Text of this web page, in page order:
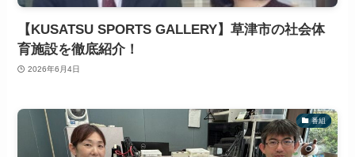
【KUSATSU SPORTS GALLERY】草津市の社会体
育施設を徹底紹介！
2026年6月4日
番組